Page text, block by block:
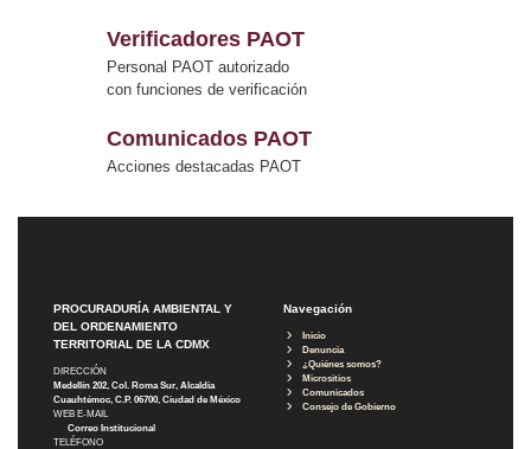
Verificadores PAOT
Personal PAOT autorizado
con funciones de verificación
Comunicados PAOT
Acciones destacadas PAOT
PROCURADURÍA AMBIENTAL Y
DEL ORDENAMIENTO
TERRITORIAL DE LA CDMX
DIRECCIÓN
Medellín 202, Col. Roma Sur, Alcaldía
Cuauhtémoc, C.P. 06700, Ciudad de México
WEB E-MAIL
Correo Institucional
TELÉFONO
Navegación
Inicio
Denuncia
¿Quiénes somos?
Micrositios
Comunicados
Consejo de Gobierno